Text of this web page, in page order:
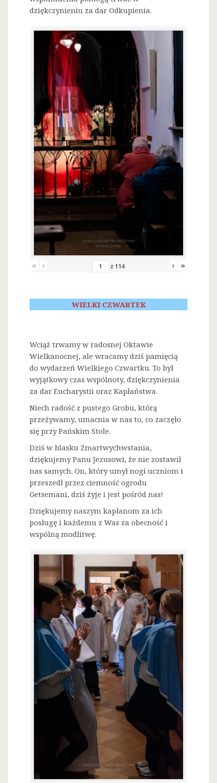
dziękczynieniu za dar Odkupienia.
« ‹ z 114 › »
WIELKI CZWARTEK
Wciąż trwamy w radosnej Oktawie
Wielkanocnej, ale wracamy dziś pamięcią
do wydarzeń Wielkiego Czwartku. To był
wyjątkowy czas wspólnoty, dziękczynienia
za dar Eucharystii oraz Kapłaństwa.
Niech radość z pustego Grobu, którą
przeżywamy, umacnia w nas to, co zaczęło
się przy Pańskim Stole.
Dziś w blasku Zmartwychwstania,
dziękujemy Panu Jezusowi, że nie zostawił
nas samych. On, który umył nogi uczniom i
przeszedł przez ciemność ogrodu
Getsemani, dziś żyje i jest pośród nas!
Dziękujemy naszym kapłanom za ich
posługę i każdemu z Was za obecność i
wspólną modlitwę.